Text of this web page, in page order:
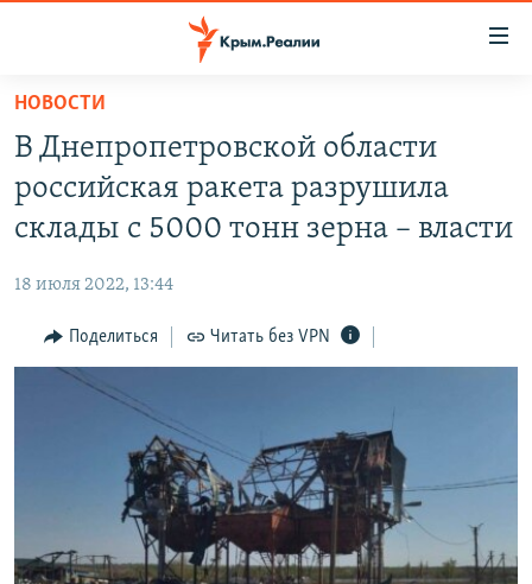
Вернуться
основному
содержанию
Вернутся
главной
Вернутся
СПЕЦПРОЕКТЫ
11 ЛЕТ ОККУПАЦИИ КРЫМА. 11 ИСТОРИЙ СОПРОТИВЛЕНИЯ
ВОДА
ЕЩЕ
ИНТЕРАКТИВ
ИНФОГРАФИКА
ТЕЛЕПРОЕКТ КРЫМ.РЕАЛИИ
СОВЕТЫ ПРАВОЗАЩИТНИКОВ
ПРОПАВШИЕ БЕЗ ВЕСТИ
ПОБЕДИТЕЛЕЙ НЕ СУДЯТ?
РАДІО СВОБОДА
КАК ОБОЙТИ БЛОКИРОВКУ
Українською
ПРИСОЕДИНЯЙТЕСЬ!
НОВОСТИ
В Днепропетровской области
российская ракета разрушила
склады с 5000 тонн зерна – власти
18 июля 2022, 13:44
Поделиться Читать без VPN